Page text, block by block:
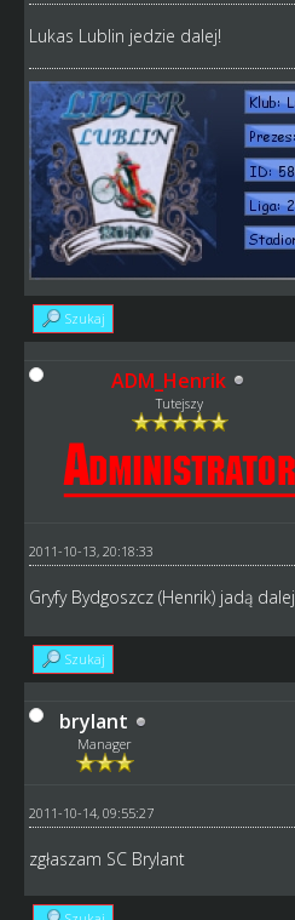
Lukas Lublin jedzie dalej!
Szukaj
ADM_Henrik
Tutejszy
2011-10-13, 20:18:33
Gryfy Bydgoszcz (Henrik) jadą dalej
Szukaj
brylant
Manager
2011-10-14, 09:55:27
zgłaszam SC Brylant